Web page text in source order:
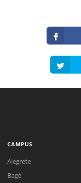
CAMPUS
Alegrete
Bagé